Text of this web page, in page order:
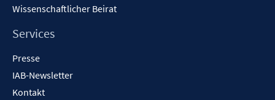
Wissenschaftlicher Beirat
Services
Presse
IAB-Newsletter
Kontakt